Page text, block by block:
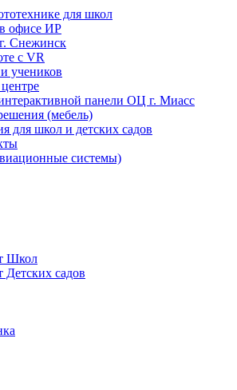
для школ
офисе ИР
Снежинск
с VR
учеников
панели ОЦ г. Миасс
(мебель)
для школ и детских садов
системы)
Школ
садов